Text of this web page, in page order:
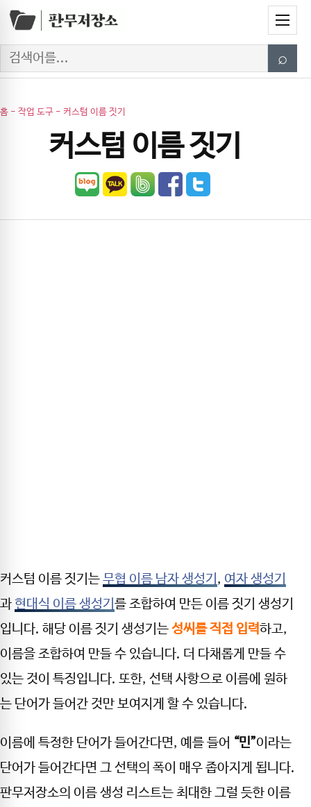
Skip to content
Menu
Search ⌕
홈 - 작업 도구 - 커스텀 이름 짓기
커스텀 이름 짓기
커스텀 이름 짓기는무협 이름 남자 생성기 , 여자 생성기
과현대식 이름 생성기 를 조합하여 만든 이름 짓기 생성기
입니다. 해당 이름 짓기 생성기는성씨를 직접 입력하고,
이름을 조합하여 만들 수 있습니다. 더 다채롭게 만들 수
있는 것이 특징입니다. 또한, 선택 사항으로 이름에 원하
는 단어가 들어간 것만 보여지게 할 수 있습니다.
이름에 특정한 단어가 들어간다면, 예를 들어 “민”이라는
단어가 들어간다면 그 선택의 폭이 매우 좁아지게 됩니다.
판무저장소의 이름 생성 리스트는 최대한 그럴 듯한 이름